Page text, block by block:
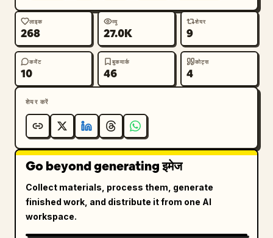
लाइक
268
व्यू
27.0K
शेयर
9
कमेंट
10
बुकमार्क
46
कोट्स
4
शेयर करें
Go beyond generating इमेज
Collect materials, process them, generate
finished work, and distribute it from one AI
workspace.